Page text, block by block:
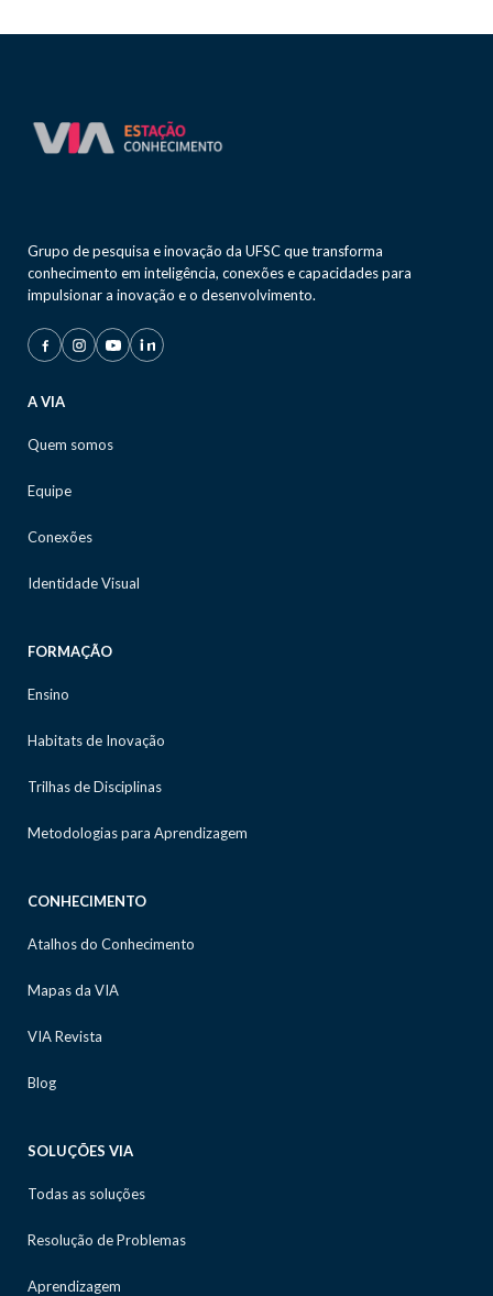
Grupo de pesquisa e inovação da UFSC que transforma
conhecimento em inteligência, conexões e capacidades para
impulsionar a inovação e o desenvolvimento.
A VIA
Quem somos
Equipe
Conexões
Identidade Visual
FORMAÇÃO
Ensino
Habitats de Inovação
Trilhas de Disciplinas
Metodologias para Aprendizagem
CONHECIMENTO
Atalhos do Conhecimento
Mapas da VIA
VIA Revista
Blog
SOLUÇÕES VIA
Todas as soluções
Resolução de Problemas
Aprendizagem